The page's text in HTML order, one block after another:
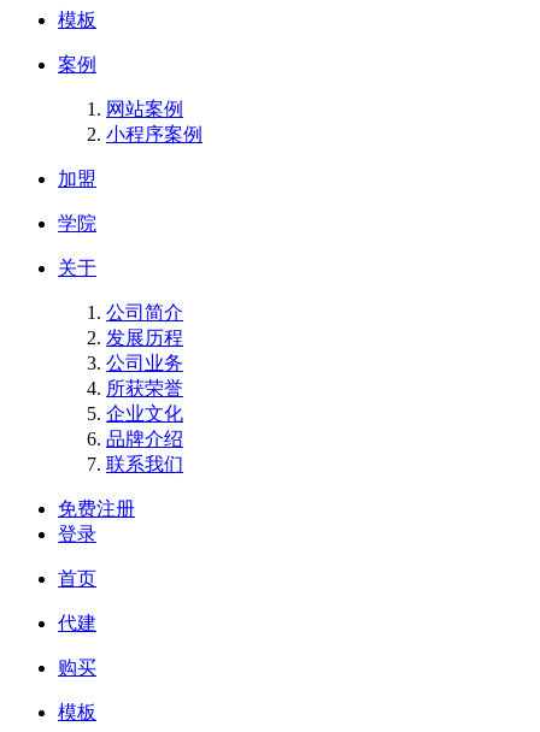
模板
案例
网站案例
小程序案例
加盟
学院
关于
公司简介
发展历程
公司业务
所获荣誉
企业文化
品牌介绍
联系我们
免费注册
登录
首页
代建
购买
模板